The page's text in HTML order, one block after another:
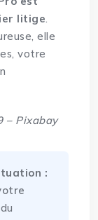
litige.
elle
votre
– Pixabay
: